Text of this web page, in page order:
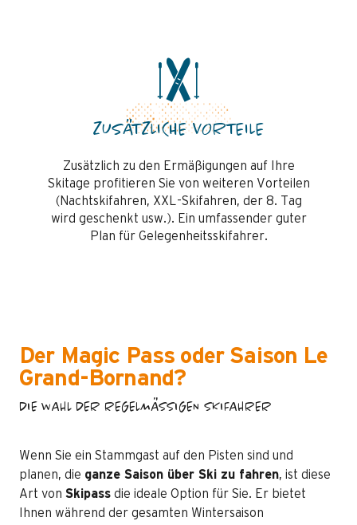
ZUSÄTZLICHE VORTEILE
Zusätzlich zu den Ermäßigungen auf Ihre
Skitage profitieren Sie von weiteren Vorteilen
(Nachtskifahren, XXL-Skifahren, der 8. Tag
wird geschenkt usw.). Ein umfassender guter
Plan für Gelegenheitsskifahrer.
Der Magic Pass oder Saison Le
Grand-Bornand?
DIE WAHL DER REGELMÄSSIGEN SKIFAHRER
Wenn Sie ein Stammgast auf den Pisten sind und
planen, die ganze Saison über Ski zu fahren, ist diese
Art von Skipass die ideale Option für Sie. Er bietet
Ihnen während der gesamten Wintersaison